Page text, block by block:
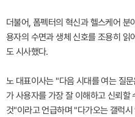
더불어, 폼펙터의 혁신과 헬스케어
용자의 수면과 생체 신호를 조용히 읽
도 시사했다.
노 대표이사는 "다음 시대를 여는 질
가 사용자를 가장 잘 이해하고 신뢰
것"이라고 언급하며 "다가오는 갤럭